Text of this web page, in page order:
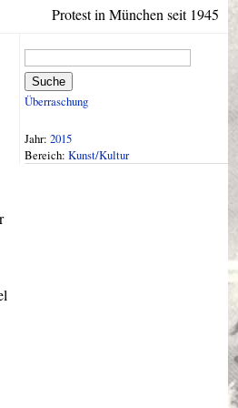
Protest in München seit 1945
Suche
Überraschung
Jahr: 2015
Bereich: Kunst/Kultur